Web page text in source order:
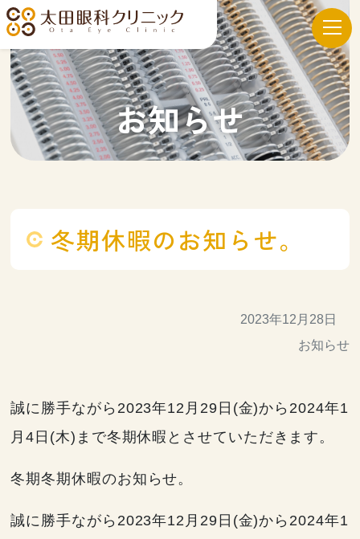
当院について
お知らせ
お知らせ
冬期休暇のお知らせ。
2023年12月28日
お知らせ
誠に勝手ながら2023年12月29日(金)から2024年1
月4日(木)まで冬期休暇とさせていただきます。
冬期冬期休暇のお知らせ。
誠に勝手ながら2023年12月29日(金)から2024年1